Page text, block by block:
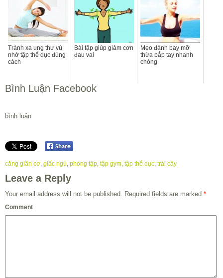
Tránh xa ung thư vú
nhờ tập thể dục đúng
cách
Bài tập giúp giảm cơn
đau vai
Mẹo đánh bay mỡ
thừa bắp tay nhanh
chóng
Bình Luận Facebook
bình luận
căng giãn cơ, giấc ngủ, phòng tập, tập gym, tập thể dục, trái cây
Leave a Reply
Your email address will not be published. Required fields are marked *
Comment